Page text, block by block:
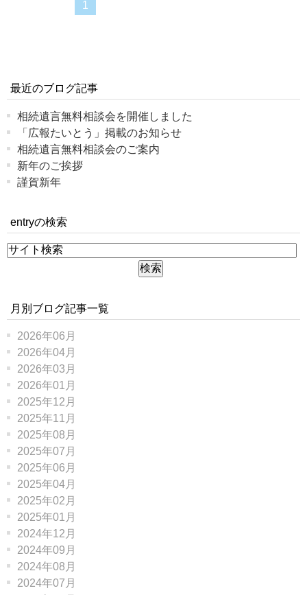
1
最近のブログ記事
相続遺言無料相談会を開催しました
「広報たいとう」掲載のお知らせ
相続遺言無料相談会のご案内
新年のご挨拶
謹賀新年
entryの検索
月別ブログ記事一覧
2026年06月
2026年04月
2026年03月
2026年01月
2025年12月
2025年11月
2025年08月
2025年07月
2025年06月
2025年04月
2025年02月
2025年01月
2024年12月
2024年09月
2024年08月
2024年07月